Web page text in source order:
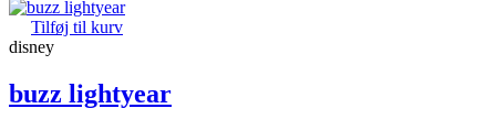
Tilføj til kurv
disney
buzz lightyear